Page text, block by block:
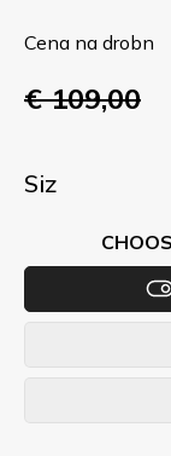
Cena na drobn
€ 109,00
Siz